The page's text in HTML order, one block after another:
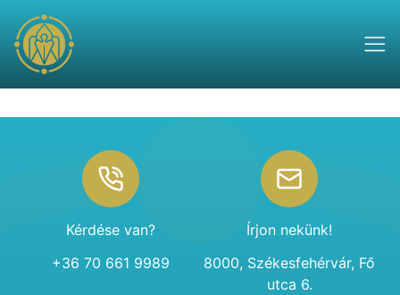
Kérdése van?
+36 70 661 9989
Írjon nekünk!
8000, Székesfehérvár, Fő
utca 6.